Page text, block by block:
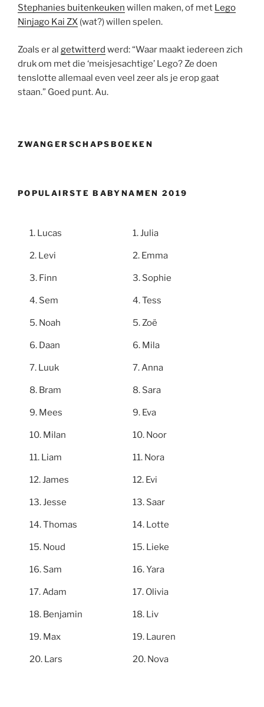
Stephanies buitenkeuken willen maken, of met Lego
Ninjago Kai ZX (wat?) willen spelen.
Zoals er al getwitterd werd: “Waar maakt iedereen zich
druk om met die ‘meisjesachtige’ Lego? Ze doen
tenslotte allemaal even veel zeer als je erop gaat
staan.” Goed punt. Au.
ZWANGERSCHAPSBOEKEN
POPULAIRSTE BABYNAMEN 2019
Lucas
Levi
Finn
Sem
Noah
Daan
Luuk
Bram
Mees
Milan
Liam
James
Jesse
Thomas
Noud
Sam
Adam
Benjamin
Max
Lars
Julia
Emma
Sophie
Tess
Zoë
Mila
Anna
Sara
Eva
Noor
Nora
Evi
Saar
Lotte
Lieke
Yara
Olivia
Liv
Lauren
Nova